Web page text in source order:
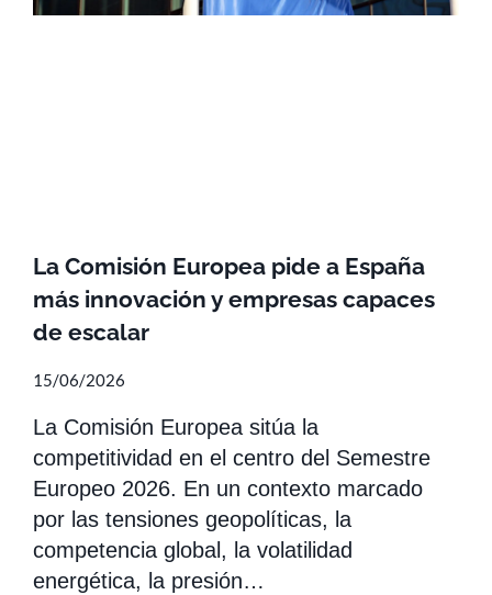
La Comisión Europea pide a España
más innovación y empresas capaces
de escalar
15/06/2026
La Comisión Europea sitúa la
competitividad en el centro del Semestre
Europeo 2026. En un contexto marcado
por las tensiones geopolíticas, la
competencia global, la volatilidad
energética, la presión…